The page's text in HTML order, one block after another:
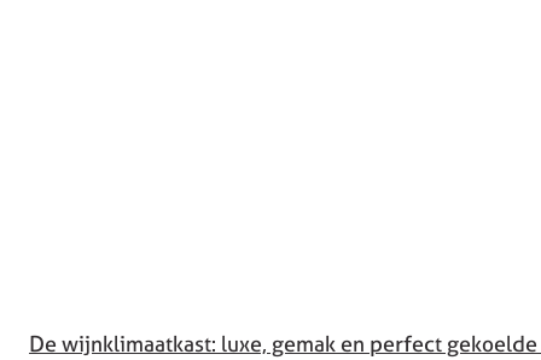
De wijnklimaatkast: luxe, gemak en perfect